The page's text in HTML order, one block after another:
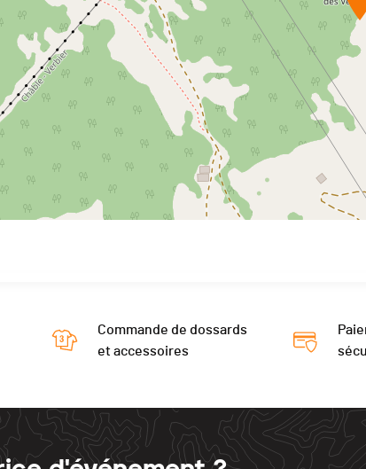
Commande de dossards
et accessoires